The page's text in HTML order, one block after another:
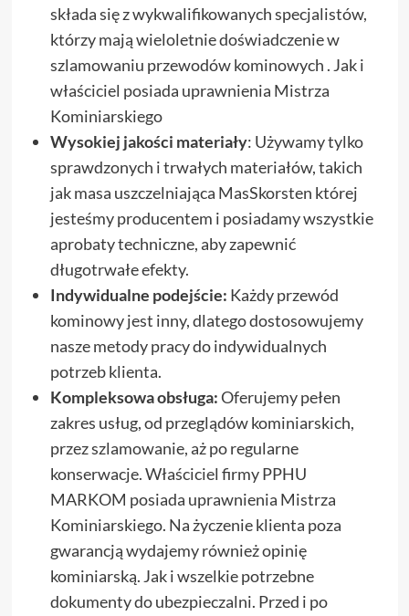
składa się z wykwalifikowanych specjalistów,
którzy mają wieloletnie doświadczenie w
szlamowaniu przewodów kominowych . Jak i
właściciel posiada uprawnienia Mistrza
Kominiarskiego
Wysokiej jakości materiały: Używamy tylko
sprawdzonych i trwałych materiałów, takich
jak masa uszczelniająca MasSkorsten której
jesteśmy producentem i posiadamy wszystkie
aprobaty techniczne, aby zapewnić
długotrwałe efekty.
Indywidualne podejście: Każdy przewód
kominowy jest inny, dlatego dostosowujemy
nasze metody pracy do indywidualnych
potrzeb klienta.
Kompleksowa obsługa:Oferujemy pełen
zakres usług, od przeglądów kominiarskich,
przez szlamowanie, aż po regularne
konserwacje. Właściciel firmy PPHU
MARKOM posiada uprawnienia Mistrza
Kominiarskiego. Na życzenie klienta poza
gwarancją wydajemy również opinię
kominiarską. Jak i wszelkie potrzebne
dokumenty do ubezpieczalni. Przed i po